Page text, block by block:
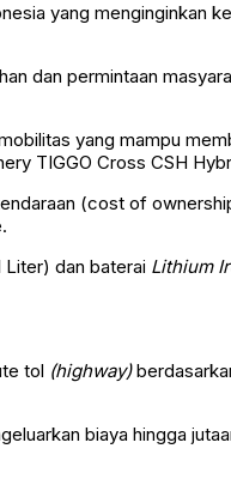
yang menginginkan
dan permintaan
yang mampu
TIGGO Cross CSH
(cost of
Liter) dan baterai Lithium
tol (highway)
biaya hingga